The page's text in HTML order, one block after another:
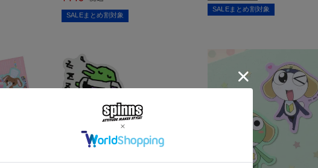
ー/メモ帳/星柄/スター/#平
成女児
SALEまとめ割対象
SALEまとめ割対象